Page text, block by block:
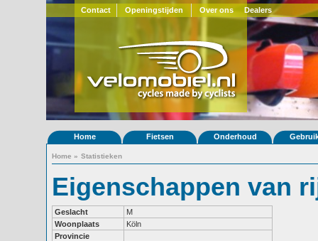
Contact Openingstijden Over ons Dealers
Home Fietsen Onderhoud
Home » Statistieken
Eigenschappen van
Geslacht
M
Woonplaats
Köln
Provincie